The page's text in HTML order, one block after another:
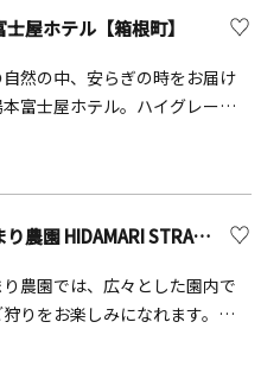
母国に持ち帰った写真をもとに
ました。
屋ホテル【箱根町】
然の中、安らぎの時をお届け
富士屋ホテル。ハイグレード
らほど近い箱根の玄関口、箱
駅より徒歩3分の立地。新宿から
なしのロマンスカーでは 85 分
ます。
陽だまり農園 HIDAMARI STRAWBERRY FARM【愛川町】
農園では、広々とした園内で
りをお楽しみになれます。安